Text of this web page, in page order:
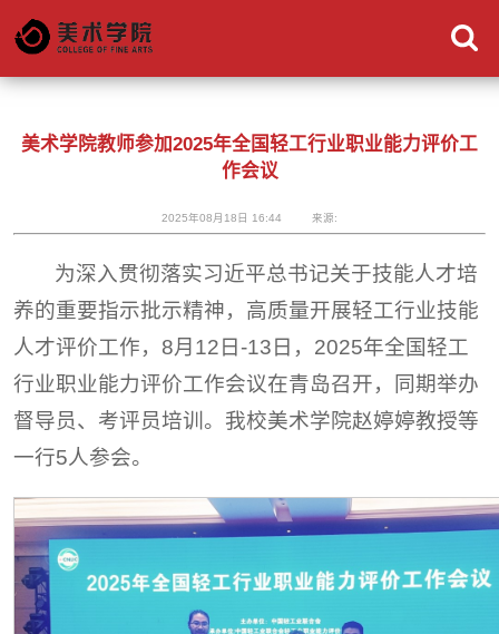
美术学院教师参加2025年全国轻工行业职业能力评价工
作会议
2025年08月18日 16:44 来源:
为深入贯彻落实习近平总书记关于技能人才培
养的重要指示批示精神，高质量开展轻工行业技能
人才评价工作，8月12日-13日，2025年全国轻工
行业职业能力评价工作会议在青岛召开，同期举办
督导员、考评员培训。我校美术学院赵婷婷教授等
一行5人参会。